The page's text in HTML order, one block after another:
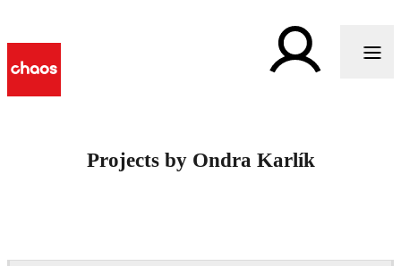
Projects by Ondra Karlík